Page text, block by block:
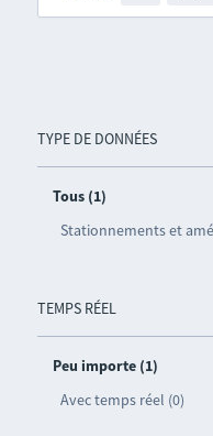
TYPE DE DONNÉES
Tous (1)
Stationnements et
TEMPS RÉEL
Peu importe (1)
Avec temps réel (0)